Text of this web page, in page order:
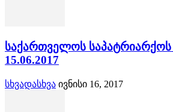
საქართველოს საპატრიარქოს
15.06.2017
სხვადასხვა ივნისი 16, 2017